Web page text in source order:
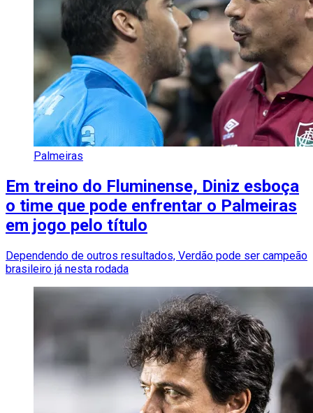
Palmeiras
Em treino do Fluminense, Diniz esboça
o time que pode enfrentar o Palmeiras
em jogo pelo título
Dependendo de outros resultados, Verdão pode ser campeão
brasileiro já nesta rodada